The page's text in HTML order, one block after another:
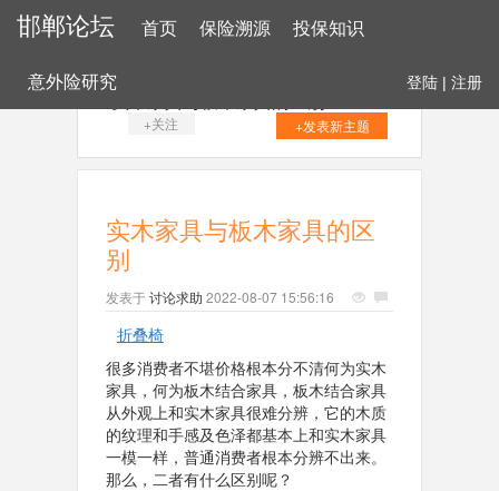
邯郸论坛 首页 保险溯源 投保知识
意外险研究 登陆 | 注册
+关注 +发表新主题
实木家具与板木家具的区
别
发表于讨论求助 2022-08-07 15:56:16
折叠椅
很多消费者不堪价格根本分不清何为实木
家具，何为板木结合家具，板木结合家具
从外观上和实木家具很难分辨，它的木质
的纹理和手感及色泽都基本上和实木家具
一模一样，普通消费者根本分辨不出来。
那么，二者有什么区别呢？